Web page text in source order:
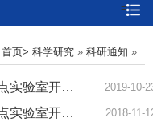
=
首页> 科学研究 » 科研通知 »
2019年广东省水产健康安全养殖重点实验室开放基金课题立项通知 2019-10-
2018年广东省水产健康安全养殖重点实验室开放基金课题立项通知 2018-11-